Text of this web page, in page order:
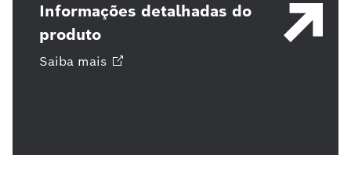
Informações detalhadas do
produto
Saiba mais